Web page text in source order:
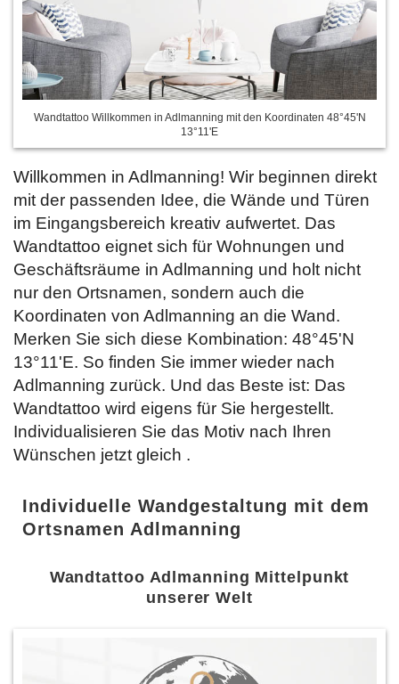
Wandtattoo Willkommen in Adlmanning mit den Koordinaten 48°45'N
13°11'E
Willkommen in Adlmanning! Wir beginnen direkt
mit der passenden Idee, die Wände und Türen
im Eingangsbereich kreativ aufwertet. Das
Wandtattoo eignet sich für Wohnungen und
Geschäftsräume in Adlmanning und holt nicht
nur den Ortsnamen, sondern auch die
Koordinaten von Adlmanning an die Wand.
Merken Sie sich diese Kombination: 48°45'N
13°11'E. So finden Sie immer wieder nach
Adlmanning zurück. Und das Beste ist: Das
Wandtattoo wird eigens für Sie hergestellt.
Individualisieren Sie das Motiv nach Ihren
Wünschen jetzt gleich .
Individuelle Wandgestaltung mit dem
Ortsnamen Adlmanning
Wandtattoo Adlmanning Mittelpunkt
unserer Welt